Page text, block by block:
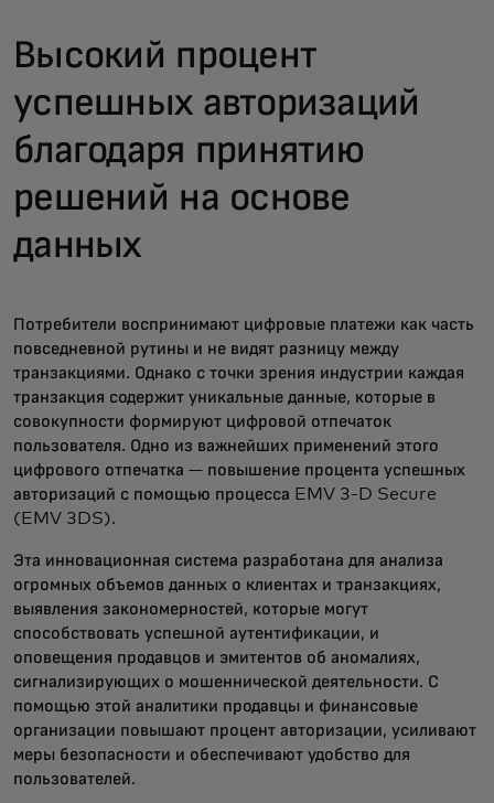
Высокий процент
успешных авторизаций
благодаря принятию
решений на основе
данных
Потребители воспринимают цифровые платежи как часть
повседневной рутины и не видят разницу между
транзакциями. Однако с точки зрения индустрии каждая
транзакция содержит уникальные данные, которые в
совокупности формируют цифровой отпечаток
пользователя. Одно из важнейших применений этого
цифрового отпечатка — повышение процента успешных
авторизаций с помощью процесса EMV 3-D Secure
(EMV 3DS).
Эта инновационная система разработана для анализа
огромных объемов данных о клиентах и транзакциях,
выявления закономерностей, которые могут
способствовать успешной аутентификации, и
оповещения продавцов и эмитентов об аномалиях,
сигнализирующих о мошеннической деятельности. С
помощью этой аналитики продавцы и финансовые
организации повышают процент авторизации, усиливают
меры безопасности и обеспечивают удобство для
пользователей.